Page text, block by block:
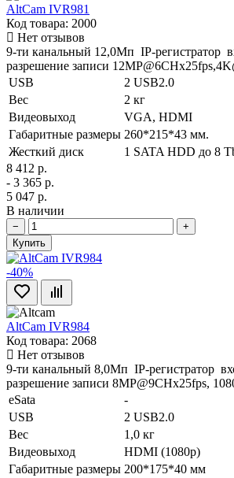
AltCam IVR981
Код товара: 2000
Нет отзывов
9-ти канальный 12,0Мп IP-регистратор
разрешение записи
USB
2 USB2.0
Вес
2 кг
Видеовыход
VGA, HDMI
Габаритные размеры 260*215*43 мм.
Жесткий диск
1 SATA HDD до 8
8 412 р.
- 3 365 р.
5 047 р.
В наличии
−
+
Купить
-40%
AltCam IVR984
Код товара: 2068
Нет отзывов
9-ти канальный 8,0Мп IP-регистратор
разрешение записи 8MP@9CHx25fps,
eSata
-
USB
2 USB2.0
Вес
1,0 кг
Видеовыход
HDMI (1080р)
Габаритные размеры 200*175*40 мм